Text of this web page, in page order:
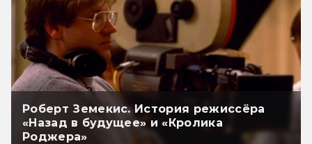
Роберт Земекис. История режиссёра
«Назад в будущее» и «Кролика
Роджера»